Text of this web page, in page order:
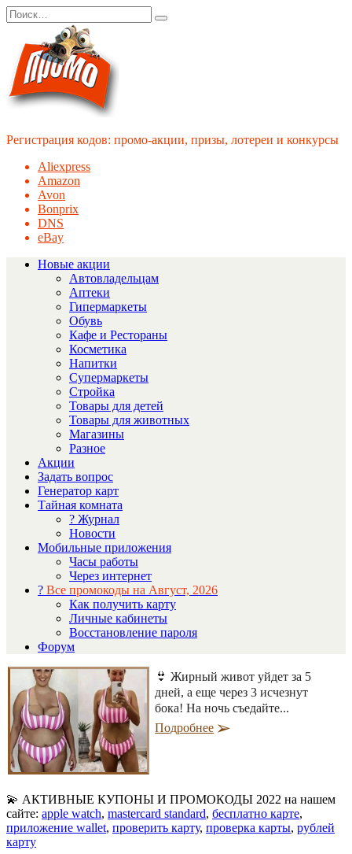
Перейти
к
содержанию
Search
for:
Регистрация кодов: промо-акции, призы, лотереи и конкурсы
Aliexpress
Amazon
Avon
Bonprix
DNS
eBay
Новые акции
Автовладельцам
Аптеки
Гипермаркеты
Обувь
Кафе и Рестораны
Косметика
Напитки
Супермаркеты
Стройка
Товары для детей
Товары для животных
Магазины
Разное
Акции
Задать вопрос
Генератор карт
Тайная комната
? Журнал
Новости
Мобильные приложения
Часы работы
Через интернет
? Все промокоды на Август, 2026
Как получить карту
Личные кабинеты
Восстановление пароля
Форум
👙 Жирный живот уйдет за 5
дней, а еще через 3 исчезнут
бока! На ночь съедайте...
Подробнее
💫 АКТИВНЫЕ КУПОНЫ И ПРОМОКОДЫ 2022 на нашем
сайте: apple watch, mastercard standard, бесплатно карте,
приложение wallet, проверить карту, проверка карты, рублей
карту